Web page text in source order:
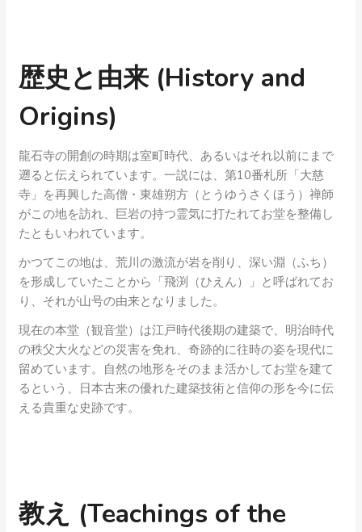
歴史と由来 (History and
Origins)
龍石寺の開創の時期は室町時代、あるいはそれ以前にまで
遡ると伝えられています。一説には、第10番札所「大慈
寺」を再興した高僧・東雄朔方（とうゆうさくほう）禅師
がこの地を訪れ、巨岩の持つ霊気に打たれてお堂を整備し
たともいわれています。
かつてこの地は、荒川の激流が岩を削り、深い淵（ふち）
を形成していたことから「飛渕（ひえん）」と呼ばれてお
り、それが山号の由来となりました。
現在の本堂（観音堂）は江戸時代後期の建築で、明治時代
の秩父大火などの災害を免れ、奇跡的に往時の姿を現代に
留めています。自然の地形をそのまま活かしてお堂を建て
るという、日本古来の優れた建築技術と信仰の形を今に伝
える貴重な史跡です。
教え (Teachings of the